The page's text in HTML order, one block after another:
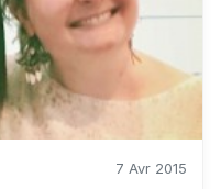
7 Avr 2015